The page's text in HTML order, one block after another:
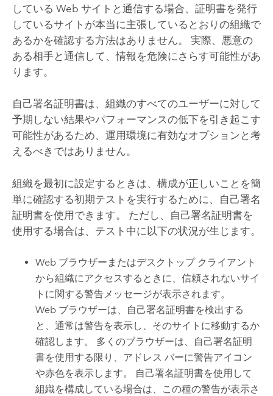
している Web サイトと通信する場合、証明書を発行
しているサイトが本当に主張しているとおりの組織で
あるかを確認する方法はありません。 実際、悪意の
ある相手と通信して、情報を危険にさらす可能性があ
ります。
自己署名証明書は、組織のすべてのユーザーに対して
予期しない結果やパフォーマンスの低下を引き起こす
可能性があるため、運用環境に有効なオプションと考
えるべきではありません。
組織を最初に設定するときは、構成が正しいことを簡
単に確認する初期テストを実行するために、自己署名
証明書を使用できます。 ただし、自己署名証明書を
使用する場合は、テスト中に以下の状況が生じます。
Web ブラウザーまたはデスクトップ クライアント
から組織にアクセスするときに、信頼されないサイ
トに関する警告メッセージが表示されます。
Web ブラウザーは、自己署名証明書を検出する
と、通常は警告を表示し、そのサイトに移動するか
確認します。 多くのブラウザーは、自己署名証明
書を使用する限り、アドレス バーに警告アイコン
や赤色を表示します。 自己署名証明書を使用して
組織を構成している場合は、この種の警告が表示さ